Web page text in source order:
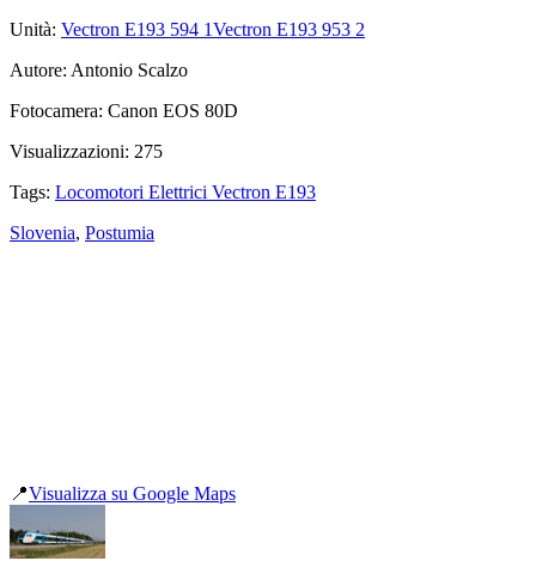
Unità: Vectron E193 594 1Vectron E193 953 2
Autore: Antonio Scalzo
Fotocamera: Canon EOS 80D
Visualizzazioni: 275
Tags: Locomotori Elettrici Vectron E193
Slovenia, Postumia
📍Visualizza su Google Maps